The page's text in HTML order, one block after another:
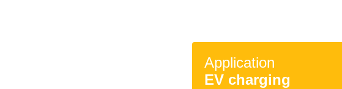
Application
EV charging